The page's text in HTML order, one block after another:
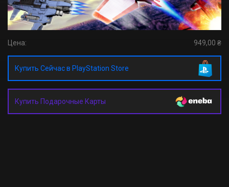
Цена: 949,00 ₴
Купить Сейчас в PlayStation Store
Купить Подарочные Карты